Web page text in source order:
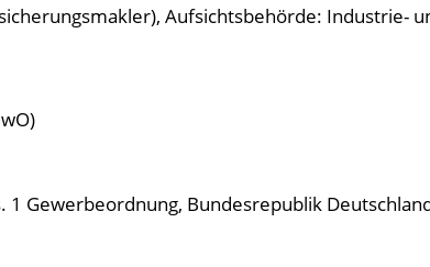
Aufsichtsbehörde: Industrie-
1 Gewerbeordnung, Bundesrepublik